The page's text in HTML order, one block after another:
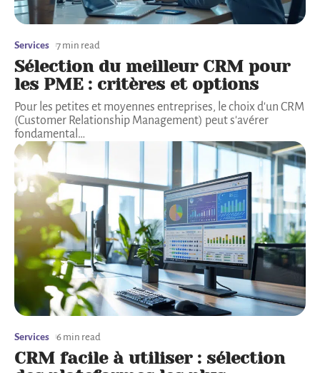
Services 7 min read
Sélection du meilleur CRM pour
les PME : critères et options
Pour les petites et moyennes entreprises, le choix d'un CRM
(Customer Relationship Management) peut s'avérer
fondamental …
Services 6 min read
CRM facile à utiliser : sélection